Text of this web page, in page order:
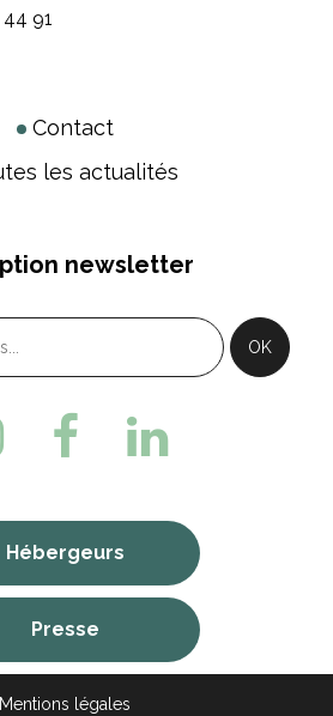
91
Contact
les actualités
newsletter
Hébergeurs
Presse
Mentions légales